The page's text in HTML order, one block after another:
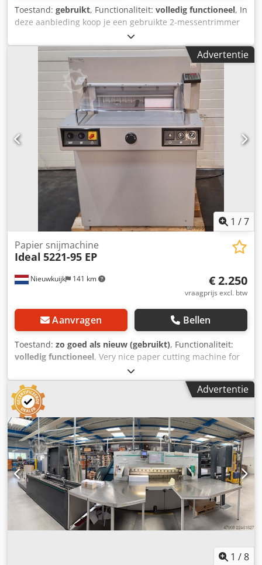
Toestand: gebruikt, Functionaliteit: volledig functioneel, In
deze aanbieding koop je een gebruikte 2-messentrimmer
"SDD B4K/BT25 2-messentrimmer voor Xerox". Voorwerp
van de verkoop: 1 x SDD B4K/BT25 voor diverse Xerox
machines Tellerstanden: Totaal: ca. 37.158 sneden Staat:
Deze aanbieding betreft een gebruikt apparaat, dat
gebruikssporen kan vertonen (kleine krasjes of vergeling).
(kleine krasjes of vergeling). Het apparaat is getest op
werking Een testbrochure is te zien op de foto Csdpfx Ahju
S An Dotsha Verpakking en verzending: U bent van harte
welkom om het apparaat tijdens onze kantooruren te
bezichtigen. Maak hiervoor wel even een afspraak!
Zeewaardige verpakking en wereldwijde verzending
beschikbaar op aanvraag! Een functietest wordt voor je
opgenomen op video voordat het apparaat wordt
verzonden of opgehaald. Voor meer gedetailleerde
informatie kun je natuurlijk ook persoonlijk contact met
Advertentie
1 /7
Nieuwkuijk 141 km
Papier snijmachine
Ideal 5221-95 EP
€ 2.250
vraagprijs excl. btw
Aanvragen Bellen
Toestand: zo goed als nieuw (gebruikt), Functionaliteit:
volledig functioneel, Very nice paper cutting machine for
sale. Brand Ideal. Type 5221-95 EP with 9 programs 230
voltage. Complete with all accessoires. Of course you are
welcome to test this machine with us. We can arrange the
transport/packaging for you and load it into a truck or
container. Ask for a price including transport (location the
Netherlands). If you would like to purchase that machine
now? Please send your company details and your VAT
number. We will then send you a Proforma invoice.
Regards Henk Hoos. Chodpfx Ahozlqknstja
Advertentie
1 /8